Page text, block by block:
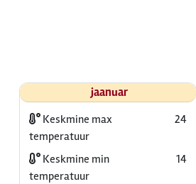
jaanuar
Keskmine max
temperatuur
24
Keskmine min
temperatuur
14